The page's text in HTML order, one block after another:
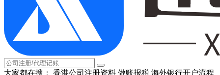
大家都在搜： 香港公司注册资料 做账报税 海外银行开户流程